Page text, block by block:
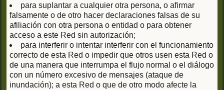
para suplantar a cualquier otra persona, o afirmar
falsamente o de otro hacer declaraciones falsas de su
afiliación con otra persona o entidad o para obtener
acceso a este Red sin autorización;
para interferir o intentar interferir con el funcionamiento
correcto de esta Red o impedir que otros usen esta Red o
de una manera que interrumpa el flujo normal o el diálogo
con un número excesivo de mensajes (ataque de
inundación); a esta Red o que de otro modo afecte la